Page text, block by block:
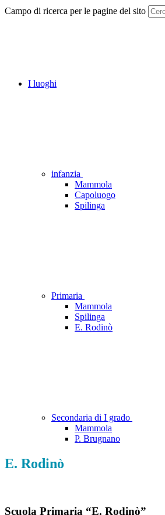
Campo di ricerca per le pagine del sito
I luoghi
infanzia
Mammola
Capoluogo
Spilinga
Primaria
Mammola
Spilinga
E. Rodinò
Secondaria di I grado
Mammola
P. Brugnano
E. Rodinò
Scuola Primaria “E. Rodinò”